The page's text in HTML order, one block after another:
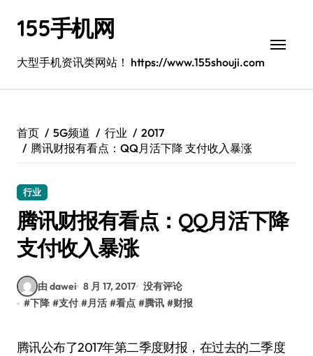
155手机网
大型手机资讯类网站！ https://www.155shouji.com
首页 5G频道 行业
2017
腾讯财报有看点：QQ月活下降 支付收入暴涨
行业
腾讯财报有看点：QQ月活下降
支付收入暴涨
由 dawei 8 月 17, 2017 没有评论
#下降 #支付 #月活 #看点 #腾讯 #财报
腾讯公布了2017年第二季度财报，在过去的二季度